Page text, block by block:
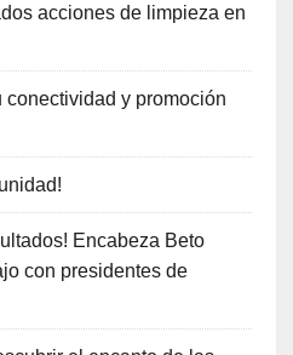
acciones de limpieza en
conectividad y promoción
Encabeza Beto
con presidentes de